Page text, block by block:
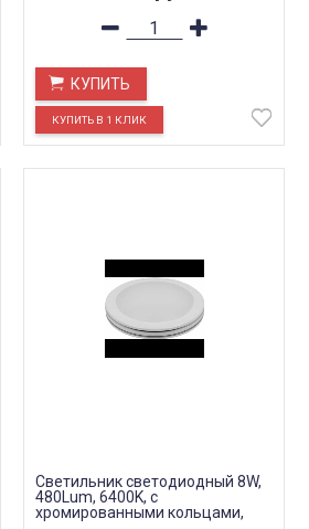
КУПИТЬ
Светильник светодиодный 8W,
480Lum, 6400K, с
хромированными кольцами,